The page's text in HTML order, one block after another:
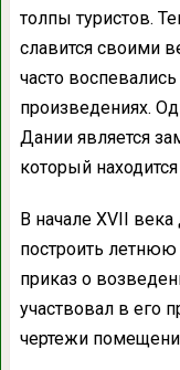
толпы туристов.
славится своими
часто
произведениях.
Дании является
который
В начале XVII
построить
приказ о
участвовал в его
чертежи